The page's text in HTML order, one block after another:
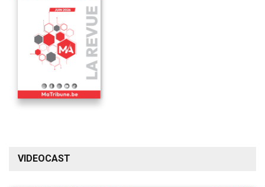
VIDEOCAST